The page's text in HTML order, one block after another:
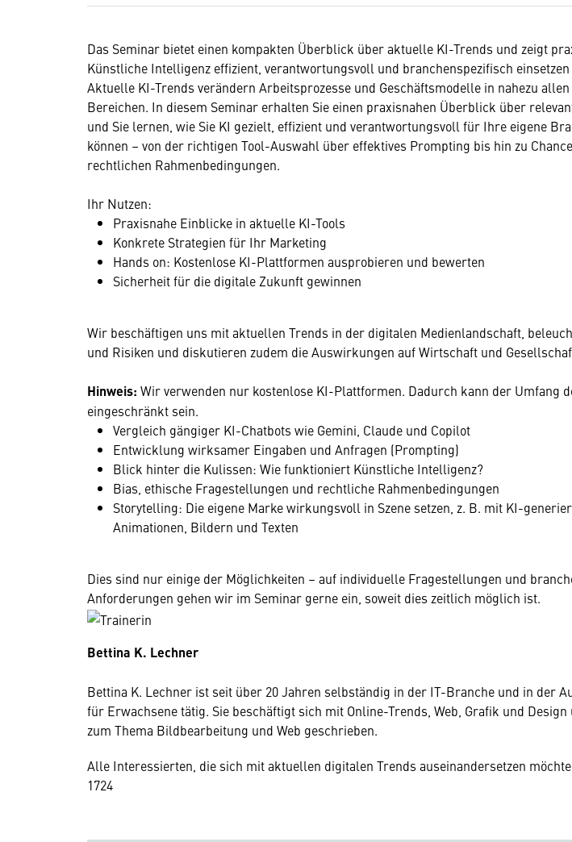
Das Seminar bietet einen kompakten Überblick über aktuelle KI-Trends und zeigt
Künstliche Intelligenz effizient, verantwortungsvoll und branchenspezifisch einsetzen
Aktuelle KI-Trends verändern Arbeitsprozesse und Geschäftsmodelle in nahezu
Bereichen. In diesem Seminar erhalten Sie einen praxisnahen Überblick über
und Sie lernen, wie Sie KI gezielt, effizient und verantwortungsvoll für Ihre eigene
können – von der richtigen Tool-Auswahl über effektives Prompting bis hin zu
rechtlichen Rahmenbedingungen.
Ihr Nutzen:
Praxisnahe Einblicke in aktuelle KI-Tools
Konkrete Strategien für Ihr Marketing
Hands on: Kostenlose KI-Plattformen ausprobieren und bewerten
Sicherheit für die digitale Zukunft gewinnen
Wir beschäftigen uns mit aktuellen Trends in der digitalen Medienlandschaft,
und Risiken und diskutieren zudem die Auswirkungen auf Wirtschaft und
Hinweis: Wir verwenden nur kostenlose KI-Plattformen. Dadurch kann der Umfang
eingeschränkt sein.
Vergleich gängiger KI-Chatbots wie Gemini, Claude und Copilot
Entwicklung wirksamer Eingaben und Anfragen (Prompting)
Blick hinter die Kulissen: Wie funktioniert Künstliche Intelligenz?
Bias, ethische Fragestellungen und rechtliche Rahmenbedingungen
Storytelling: Die eigene Marke wirkungsvoll in Szene setzen, z. B. mit KI-
Animationen, Bildern und Texten
Dies sind nur einige der Möglichkeiten – auf individuelle Fragestellungen und
Anforderungen gehen wir im Seminar gerne ein, soweit dies zeitlich möglich ist.
Bettina K. Lechner
Bettina K. Lechner ist seit über 20 Jahren selbständig in der IT-Branche und in der
für Erwachsene tätig. Sie beschäftigt sich mit Online-Trends, Web, Grafik und
zum Thema Bildbearbeitung und Web geschrieben.
Alle Interessierten, die sich mit aktuellen digitalen Trends auseinandersetzen
1724